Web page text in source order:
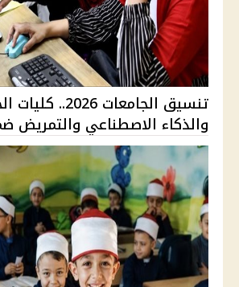
تنسيق الجامعات
والذكاء الاصطناعي والتمريض